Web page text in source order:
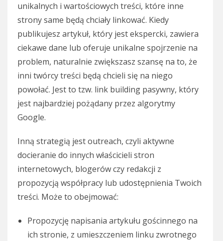
unikalnych i wartościowych treści, które inne
strony same będą chciały linkować. Kiedy
publikujesz artykuł, który jest ekspercki, zawiera
ciekawe dane lub oferuje unikalne spojrzenie na
problem, naturalnie zwiększasz szansę na to, że
inni twórcy treści będą chcieli się na niego
powołać. Jest to tzw. link building pasywny, który
jest najbardziej pożądany przez algorytmy
Google.
Inną strategią jest outreach, czyli aktywne
docieranie do innych właścicieli stron
internetowych, blogerów czy redakcji z
propozycją współpracy lub udostępnienia Twoich
treści. Może to obejmować:
Propozycję napisania artykułu gościnnego na
ich stronie, z umieszczeniem linku zwrotnego